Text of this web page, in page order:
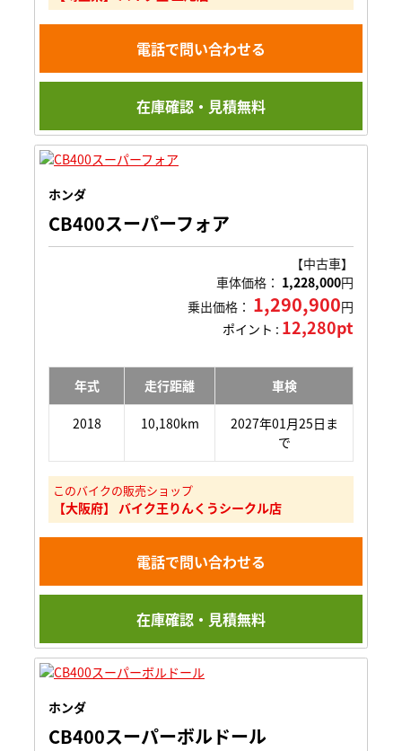
電話で問い合わせる
在庫確認・見積無料
ホンダ
CB400スーパーフォア
【中古車】
車体価格： 1,228,000円
乗出価格： 1,290,900円
ポイント : 12,280pt
年式 走行距離 車検
2018 10,180km
2027年01月25日ま
で
このバイクの販売ショップ
【大阪府】 バイク王りんくうシークル店
電話で問い合わせる
在庫確認・見積無料
ホンダ
CB400スーパーボルドール